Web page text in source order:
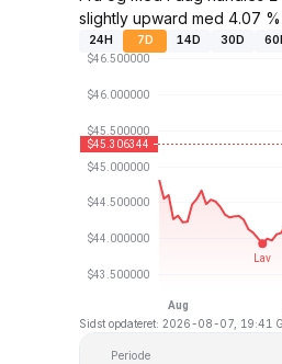
slightly upward med 4.07
24H 7D 14D 30D
Sidst opdateret: 2026-08-07, 19:41
Periode